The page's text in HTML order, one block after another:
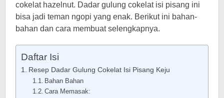
cokelat hazelnut. Dadar gulung cokelat isi pisang ini
bisa jadi teman ngopi yang enak. Berikut ini bahan-
bahan dan cara membuat selengkapnya.
Daftar Isi
Resep Dadar Gulung Cokelat Isi Pisang Keju
Bahan Bahan
Cara Memasak: